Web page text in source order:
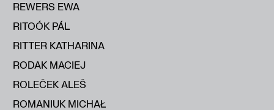
REWERS EWA
RITOÓK PÁL
RITTER KATHARINA
RODAK MACIEJ
ROLEČEK ALEŠ
ROMANIUK MICHAŁ